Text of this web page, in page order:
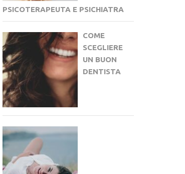
PSICOTERAPEUTA E PSICHIATRA
COME
SCEGLIERE
UN BUON
DENTISTA